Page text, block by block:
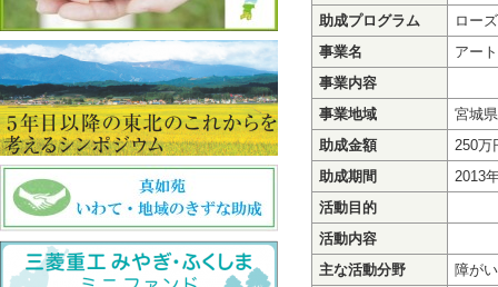
助成プログラム
ロー
事業名
アー
事業内容
事業地域
宮城
助成金額
250万
助成期間
2013
活動目的
活動内容
主な活動分野
障が